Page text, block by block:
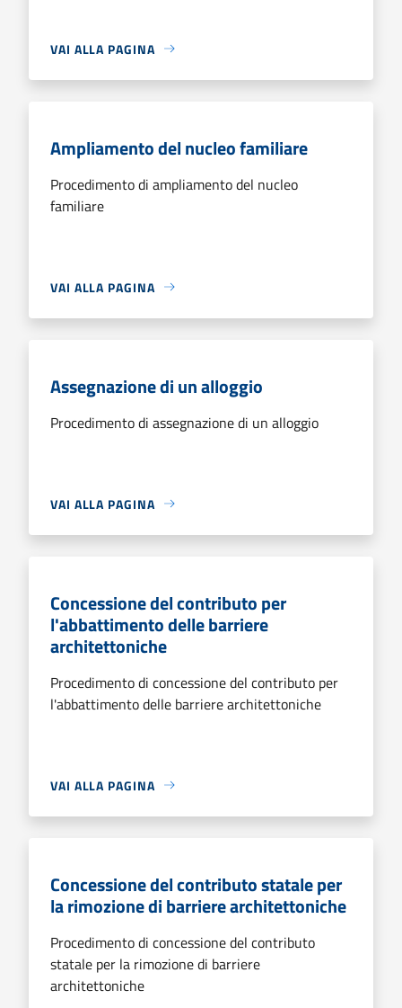
VAI ALLA PAGINA
Ampliamento del nucleo familiare
Procedimento di ampliamento del nucleo
familiare
VAI ALLA PAGINA
Assegnazione di un alloggio
Procedimento di assegnazione di un alloggio
VAI ALLA PAGINA
Concessione del contributo per
l'abbattimento delle barriere
architettoniche
Procedimento di concessione del contributo per
l'abbattimento delle barriere architettoniche
VAI ALLA PAGINA
Concessione del contributo statale per
la rimozione di barriere architettoniche
Procedimento di concessione del contributo
statale per la rimozione di barriere
architettoniche